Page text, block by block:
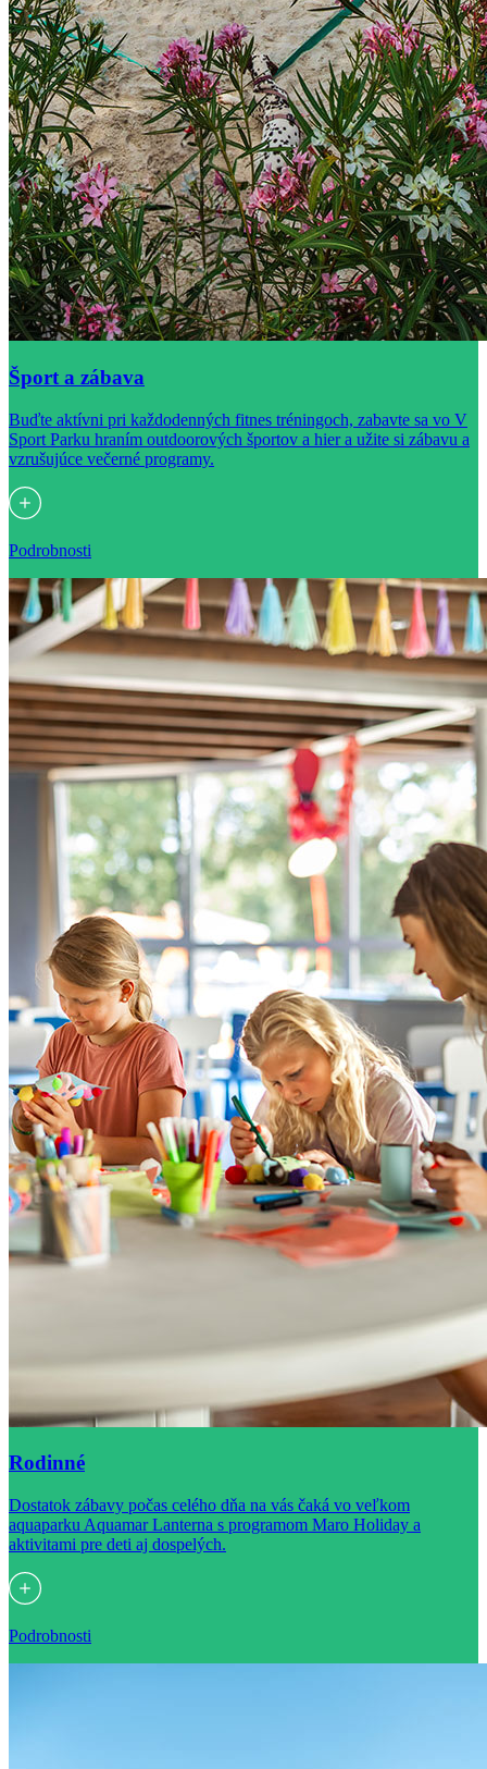
Šport a zábava
Buďte aktívni pri každodenných fitnes tréningoch, zabavte sa vo V
Sport Parku hraním outdoorových športov a hier a užite si zábavu a
vzrušujúce večerné programy.
Podrobnosti
Rodinné
Dostatok zábavy počas celého dňa na vás čaká vo veľkom
aquaparku Aquamar Lanterna s programom Maro Holiday a
aktivitami pre deti aj dospelých.
Podrobnosti